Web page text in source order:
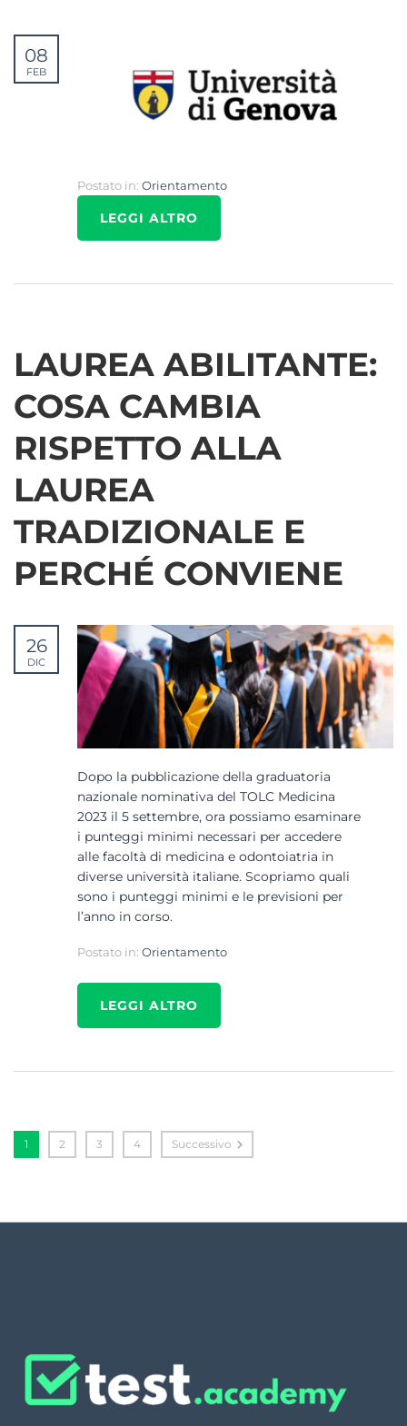
08
FEB
Postato in: Orientamento
LEGGI ALTRO
LAUREA ABILITANTE:
COSA CAMBIA
RISPETTO ALLA
LAUREA
TRADIZIONALE E
PERCHÉ CONVIENE
26
DIC
Dopo la pubblicazione della graduatoria
nazionale nominativa del TOLC Medicina
2023 il 5 settembre, ora possiamo esaminare
i punteggi minimi necessari per accedere
alle facoltà di medicina e odontoiatria in
diverse università italiane. Scopriamo quali
sono i punteggi minimi e le previsioni per
l’anno in corso.
Postato in: Orientamento
LEGGI ALTRO
1 2 3 4 Successivo